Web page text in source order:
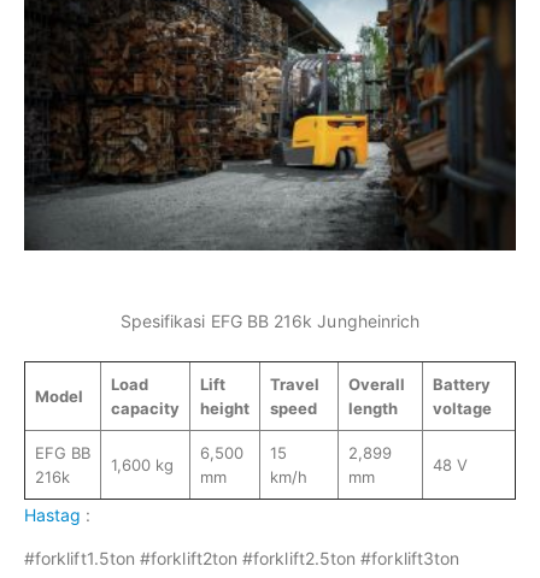
Spesifikasi EFG BB 216k Jungheinrich
Model
Load
capacity
Lift
height
Travel
speed
Overall
length
Battery
voltage
EFG BB
216k
1,600 kg
6,500
mm
15
km/h
2,899
mm
48 V
Hastag :
#forklift1.5ton #forklift2ton #forklift2.5ton #forklift3ton